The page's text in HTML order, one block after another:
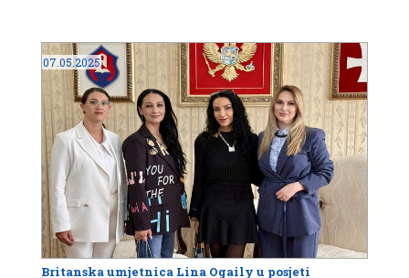
07.05.2025
Britanska umjetnica Lina Ogaily u posjeti